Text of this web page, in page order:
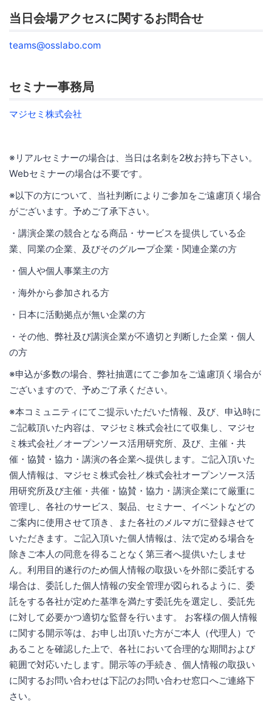
当日会場アクセスに関するお問合せ
teams@osslabo.com
セミナー事務局
マジセミ株式会社
※リアルセミナーの場合は、当日は名刺を2枚お持ち下さい。
Webセミナーの場合は不要です。
※以下の方について、当社判断によりご参加をご遠慮頂く場合
がございます。予めご了承下さい。
・講演企業の競合となる商品・サービスを提供している企
業、同業の企業、及びそのグループ企業・関連企業の方
・個人や個人事業主の方
・海外から参加される方
・日本に活動拠点が無い企業の方
・その他、弊社及び講演企業が不適切と判断した企業・個人
の方
※申込が多数の場合、弊社抽選にてご参加をご遠慮頂く場合が
ございますので、予めご了承ください。
※本コミュニティにてご提示いただいた情報、及び、申込時に
ご記載頂いた内容は、マジセミ株式会社にて収集し、マジセ
ミ株式会社／オープンソース活用研究所、及び、主催・共
催・協賛・協力・講演の各企業へ提供します。ご記入頂いた
個人情報は、マジセミ株式会社／株式会社オープンソース活
用研究所及び主催・共催・協賛・協力・講演企業にて厳重に
管理し、各社のサービス、製品、セミナー、イベントなどの
ご案内に使用させて頂き、また各社のメルマガに登録させて
いただきます。ご記入頂いた個人情報は、法で定める場合を
除きご本人の同意を得ることなく第三者へ提供いたしませ
ん。利用目的遂行のため個人情報の取扱いを外部に委託する
場合は、委託した個人情報の安全管理が図られるように、委
託をする各社が定めた基準を満たす委託先を選定し、委託先
に対して必要かつ適切な監督を行います。 お客様の個人情報
に関する開示等は、お申し出頂いた方がご本人（代理人）で
あることを確認した上で、各社において合理的な期間および
範囲で対応いたします。開示等の手続き、個人情報の取扱い
に関するお問い合わせは下記のお問い合わせ窓口へご連絡下
さい。